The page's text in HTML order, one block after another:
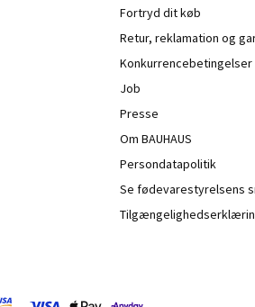
Fortryd dit køb
Retur, reklamation og
Konkurrencebetingelser
Job
Presse
Om BAUHAUS
Persondatapolitik
Se fødevarestyrelsens